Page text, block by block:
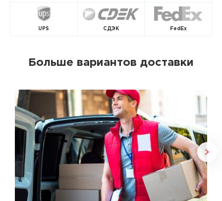
UPS СДЭК FedEx
Больше вариантов доставки